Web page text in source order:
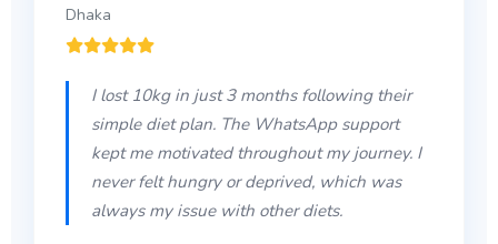
Dhaka
I lost 10kg in just 3 months following their
simple diet plan. The WhatsApp support
kept me motivated throughout my journey. I
never felt hungry or deprived, which was
always my issue with other diets.